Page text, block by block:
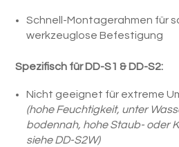
Schnell-Montagerahmen für
werkzeuglose Befestigung
Spezifisch für DD-S1 & DD-S2:
Nicht geeignet für extreme
(hohe Feuchtigkeit, unter
bodennah, hohe Staub- oder
siehe DD-S2W)